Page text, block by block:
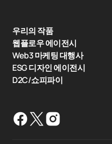
우리의 작품
웹플로우 에이전시
Web3 마케팅 대행사
ESG 디자인 에이전시
D2C/쇼피파이